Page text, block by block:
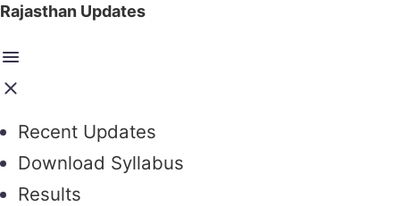
Rajasthan Updates
Recent Updates
Download Syllabus
Results